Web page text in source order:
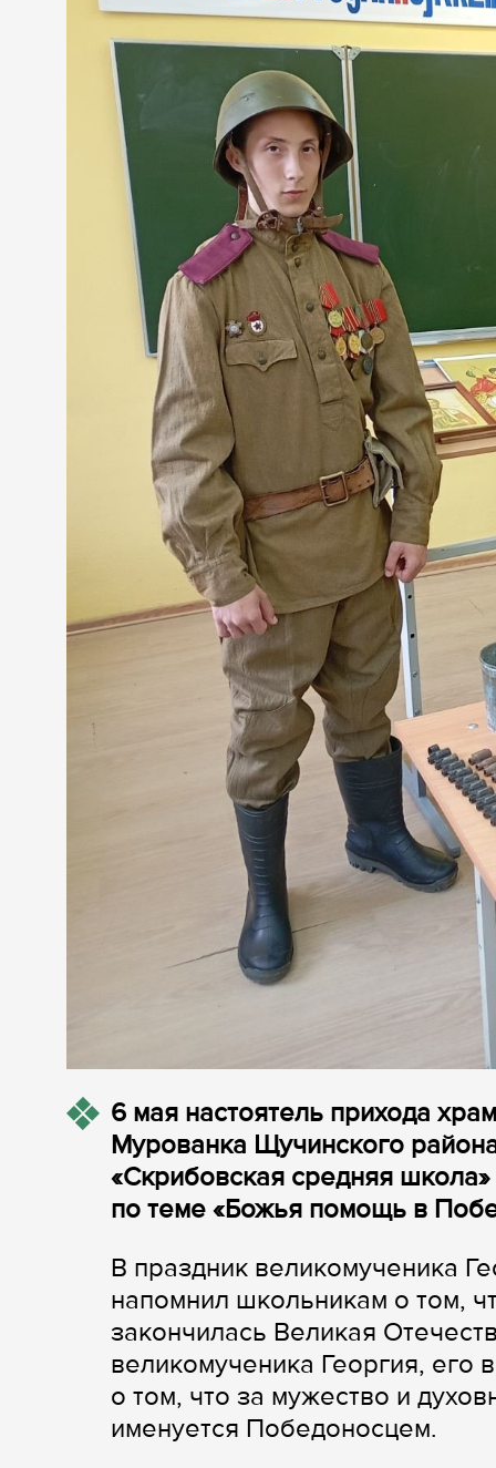
6 мая настоятель прихода
Мурованка Щучинского
«Скрибовская средняя
по теме «Божья помощь в
В праздник великомученика
напомнил школьникам о том,
закончилась Великая
великомученика Георгия, его
о том, что за мужество и
именуется Победоносцем.